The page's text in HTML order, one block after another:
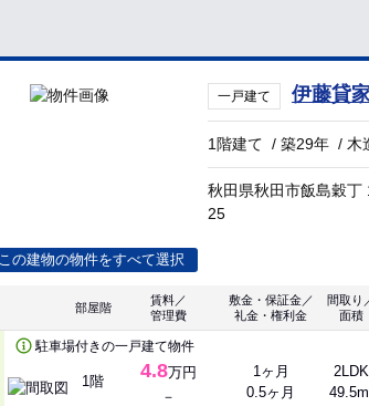
一戸建て 伊藤貸
1階建て /築29年 / 木
秋田県秋田市飯島穀丁
25
この建物の物件をすべて選択
部屋階
賃料／
管理費
敷金・保証金／
礼金・権利金
間取り
面積
駐車場付きの一戸建て物件
1階 4.8万円
－
1ヶ月
0.5ヶ月
2LDK